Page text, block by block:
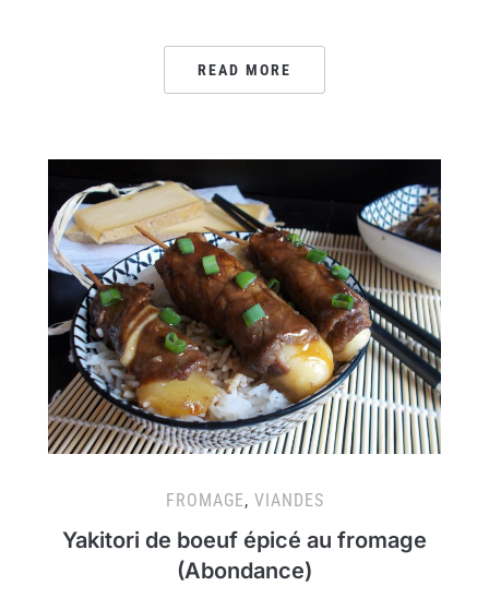
READ MORE
FROMAGE, VIANDES
Yakitori de boeuf épicé au fromage
(Abondance)